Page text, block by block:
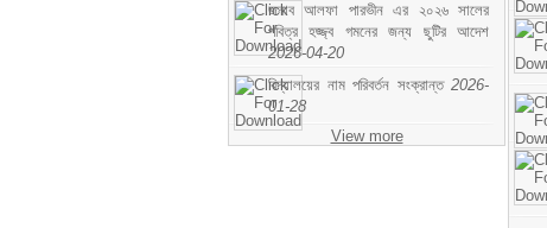
জনাব আলফা পারভীন এর ২০২৬ সালের
পবিত্র হজ্জ্ব গমনের জন্য ছুটির আদেশ
2026-04-20
বিদ্যালয়ের নাম পরিবর্তন সংক্রান্ত 2026-
01-28
View more